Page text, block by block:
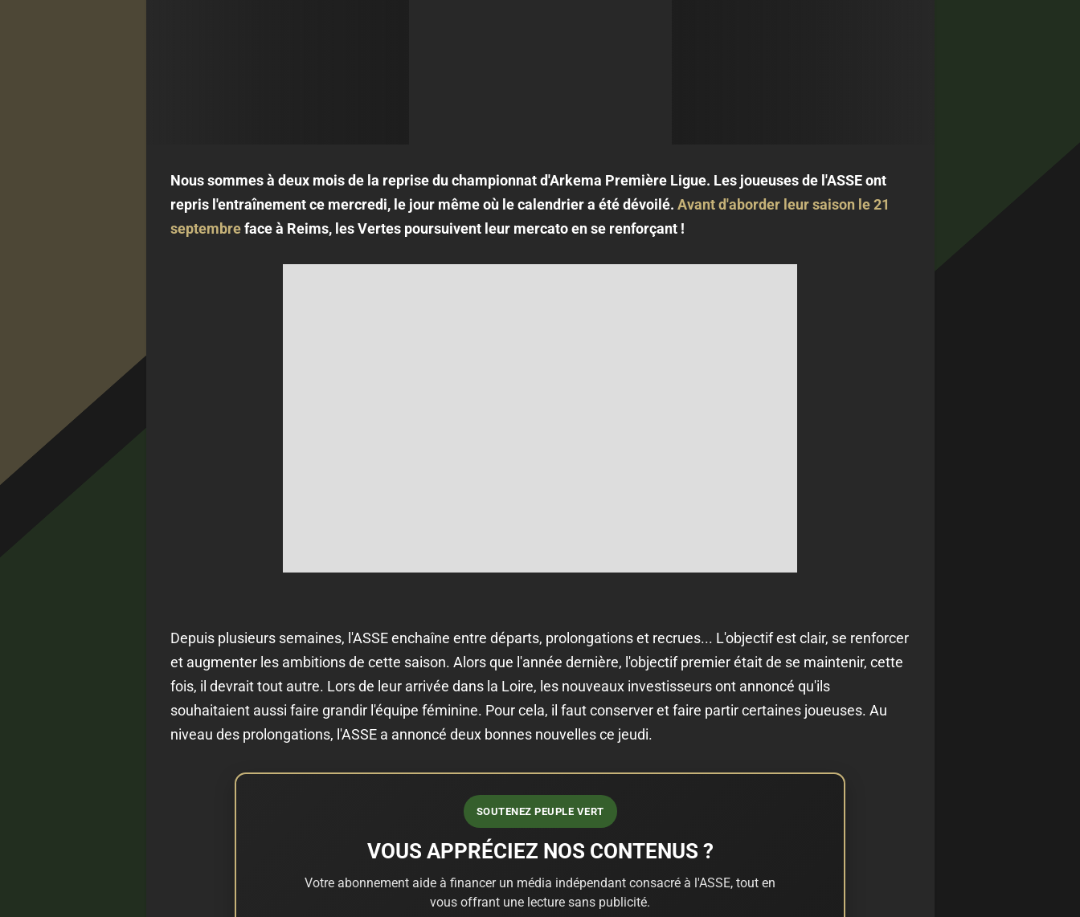
Nous sommes à deux mois de la reprise du championnat d'Arkema Première Ligue. Les joueuses de l'ASSE ont
repris l'entraînement ce mercredi, le jour même où le calendrier a été dévoilé. Avant d'aborder leur saison le 21
septembreface à Reims, les Vertes poursuivent leur mercato en se renforçant !
Depuis plusieurs semaines, l'ASSE enchaîne entre départs, prolongations et recrues... L'objectif est clair, se renforcer
et augmenter les ambitions de cette saison. Alors que l'année dernière, l'objectif premier était de se maintenir, cette
fois, il devrait tout autre. Lors de leur arrivée dans la Loire, les nouveaux investisseurs ont annoncé qu'ils
souhaitaient aussi faire grandir l'équipe féminine. Pour cela, il faut conserver et faire partir certaines joueuses. Au
niveau des prolongations, l'ASSE a annoncé deux bonnes nouvelles ce jeudi.
SOUTENEZ PEUPLE VERT
VOUS APPRÉCIEZ NOS CONTENUS ?
Votre abonnement aide à financer un média indépendant consacré à l'ASSE, tout en
vous offrant une lecture sans publicité.